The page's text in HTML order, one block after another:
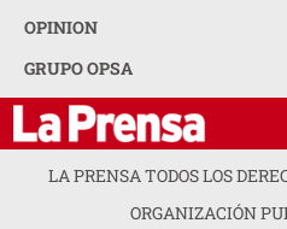
OPINION
GRUPO OPSA
LA PRENSA TODOS LOS
ORGANIZACIÓN